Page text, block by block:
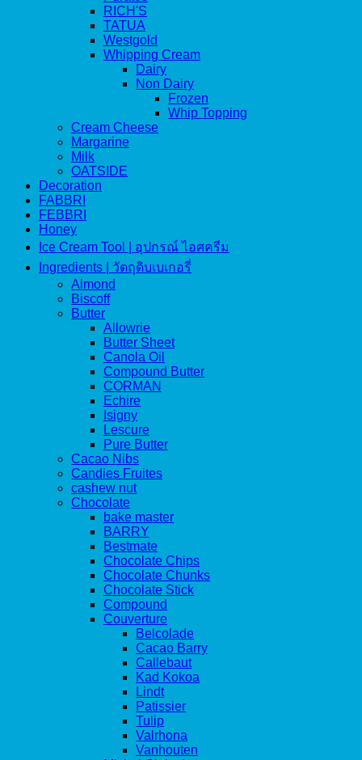
RICH'S
TATUA
Westgold
Whipping Cream
Dairy
Non Dairy
Frozen
Whip Topping
Cream Cheese
Margarine
Milk
OATSIDE
Decoration
FABBRI
FEBBRI
Honey
Ice Cream Tool | อุปกรณ์ ไอศครีม
Ingredients | วัตถุดิบเบเกอรี่
Almond
Biscoff
Butter
Allowrie
Butter Sheet
Canola Oil
Compound Butter
CORMAN
Echire
Isigny
Lescure
Pure Butter
Cacao Nibs
Candies Fruites
cashew nut
Chocolate
bake master
BARRY
Bestmate
Chocolate Chips
Chocolate Chunks
Chocolate Stick
Compound
Couverture
Belcolade
Cacao Barry
Callebaut
Kad Kokoa
Lindt
Patissier
Tulip
Valrhona
Vanhouten